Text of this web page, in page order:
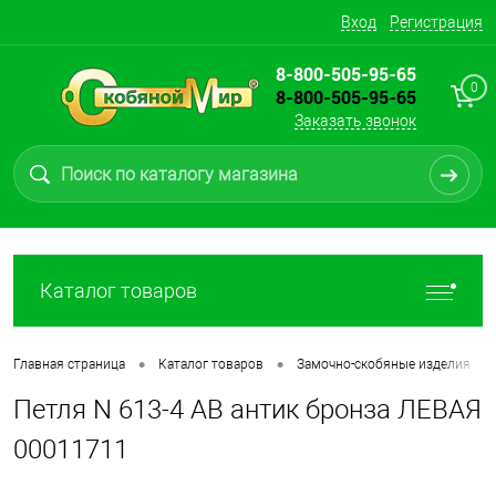
Вход Регистрация
8-800-505-95-65
8-800-505-95-65
Заказать звонок
0
Каталог товаров
Главная страница • Каталог товаров • Замочно-скобяные изделия
Петля N 613-4 АВ антик бронза ЛЕВАЯ
00011711